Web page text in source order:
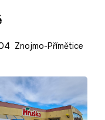
Znojmo-Přímětice